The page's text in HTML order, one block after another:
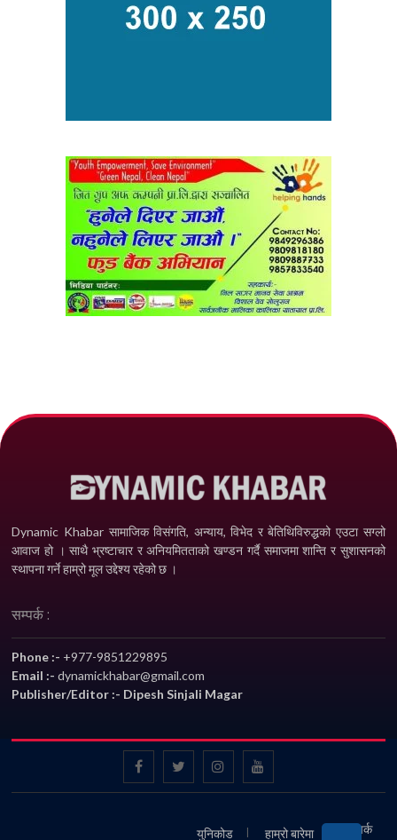
Dynamic Khabar सामाजिक विसंगति, अन्याय, विभेद­ र बेतिथिविरुद्धको एउटा सग्लो
आवाज हो । साथै भ्रष्टाचार र अनियमितताको खण्डन गर्दै समाजमा शान्ति र सुशासनको
स्थापना गर्ने हाम्रो मूल उद्देश्य रहेको छ ।
सम्पर्क :
Phone :- +977-9851229895
Email :-dynamickhabar@gmail.com
Publisher/Editor :- Dipesh Sinjali Magar
Facebooktwitter instagram
युनिकोड हाम्रो बारेमा सम्पर्क